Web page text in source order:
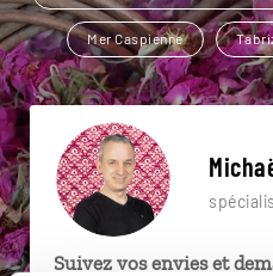
Mer Caspienne
Suivez vos envies et